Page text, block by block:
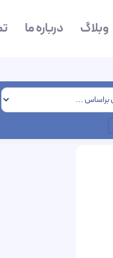
وبلاگ درباره ما